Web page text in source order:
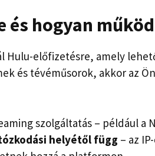
és hogyan
Hulu-előfizetésre, amely
és tévéműsorok, akkor az
szolgáltatás – például a
helyétől függ – az